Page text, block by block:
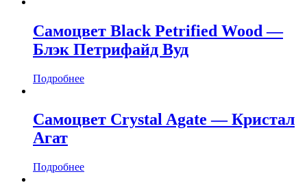
Самоцвет Black Petrified Wood —
Блэк Петрифайд Вуд
Подробнее
Самоцвет Crystal Agate — Кристал
Агат
Подробнее